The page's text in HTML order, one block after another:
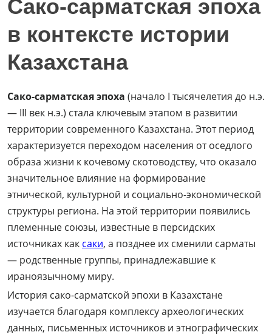
Сако-сарматская эпоха
в контексте истории
Казахстана
Сако-сарматская эпоха (начало I тысячелетия до н.э.
— III век н.э.) стала ключевым этапом в развитии
территории современного Казахстана. Этот период
характеризуется переходом населения от оседлого
образа жизни к кочевому скотоводству, что оказало
значительное влияние на формирование
этнической, культурной и социально-экономической
структуры региона. На этой территории появились
племенные союзы, известные в персидских
источниках как саки, а позднее их сменили сарматы
— родственные группы, принадлежавшие к
ираноязычному миру.
История сако-сарматской эпохи в Казахстане
изучается благодаря комплексу археологических
данных, письменных источников и этнографических